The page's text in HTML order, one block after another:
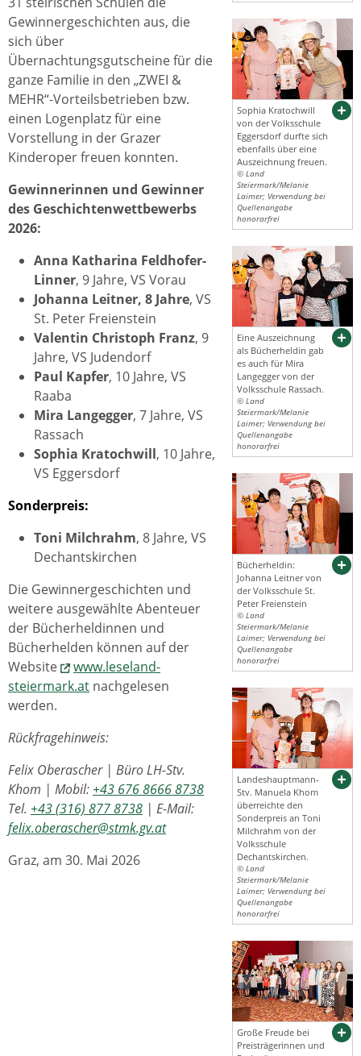
Sophia Kratochwill
von der Volksschule
Eggersdorf durfte sich
ebenfalls über eine
Auszeichnung freuen.
© Land
Steiermark/Melanie
Laimer; Verwendung bei
Quellenangabe
honorarfrei
Eine Auszeichnung
als Bücherheldin gab
es auch für Mira
Langegger von der
Volksschule Rassach.
© Land
Steiermark/Melanie
Laimer; Verwendung bei
Quellenangabe
honorarfrei
Bücherheldin:
Johanna Leitner von
der Volksschule St.
Peter Freienstein
© Land
Steiermark/Melanie
Laimer; Verwendung bei
Quellenangabe
honorarfrei
Landeshauptmann-
Stv. Manuela Khom
überreichte den
Sonderpreis an Toni
Milchrahm von der
Volksschule
Dechantskirchen.
© Land
Steiermark/Melanie
Laimer; Verwendung bei
Quellenangabe
honorarfrei
Große Freude bei
Preisträgerinnen und
Gewinnergeschichten aus, die
sich über
Übernachtungsgutscheine für die
ganze Familie in den „ZWEI &
MEHR“-Vorteilsbetrieben bzw.
einen Logenplatz für eine
Vorstellung in der Grazer
Kinderoper freuen konnten.
Gewinnerinnen und Gewinner
des Geschichtenwettbewerbs
2026:
Anna Katharina Feldhofer-
Linner, 9 Jahre, VS Vorau
Johanna Leitner, 8 Jahre, VS
St. Peter Freienstein
Valentin Christoph Franz, 9
Jahre, VS Judendorf
Paul Kapfer, 10 Jahre, VS
Raaba
Mira Langegger, 7 Jahre, VS
Rassach
Sophia Kratochwill, 10 Jahre,
VS Eggersdorf
Sonderpreis:
Toni Milchrahm, 8 Jahre, VS
Dechantskirchen
Die Gewinnergeschichten und
weitere ausgewählte Abenteuer
der Bücherheldinnen und
Bücherhelden können auf der
Website
www.leseland-
steiermark.at nachgelesen
werden.
Rückfragehinweis:
Felix Oberascher | Büro LH-Stv.
Khom | Mobil: +43 676 8666 8738
Tel. +43 (316) 877 8738 | E-Mail:
felix.oberascher@stmk.gv.at
Graz, am 30. Mai 2026